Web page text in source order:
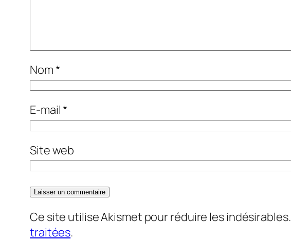
Nom*
E-mail*
Site web
Ce site utilise Akismet pour réduire les indésirables.
traitées.